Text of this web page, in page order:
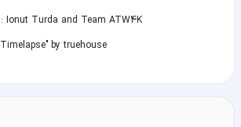
Ionut Turda and Team ATW4K
by truehouse